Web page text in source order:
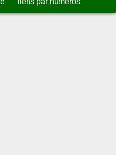
liens par numéros